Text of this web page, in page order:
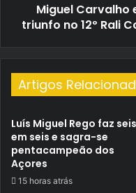
Rali
Lafões.
Miguel Carvalho
triunfo no 12º Rali
Artigos
Luís Miguel Rego faz seis
em seis e sagra-se
pentacampeão dos
Açores
15 horas atrás